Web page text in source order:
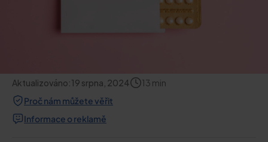
Aktualizováno:19 srpna, 2024 13 min
Proč nám můžete věřit
Informace o reklamě